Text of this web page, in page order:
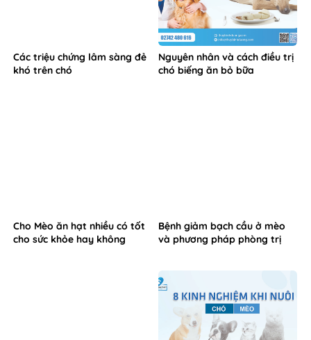
Các triệu chứng lâm sàng đẻ
khó trên chó
Nguyên nhân và cách điều trị
chó biếng ăn bỏ bữa
Cho Mèo ăn hạt nhiều có tốt
cho sức khỏe hay không
Bệnh giảm bạch cầu ở mèo
và phương pháp phòng trị